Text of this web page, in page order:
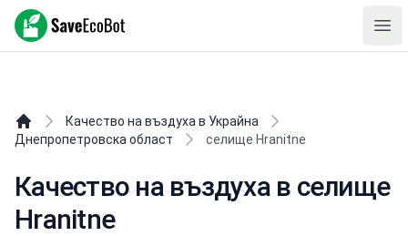
SaveEcoBot
Качество на въздуха в Украйна
Днепропетровска област
селище Hranitne
Качество на въздуха в селище
Hranitne